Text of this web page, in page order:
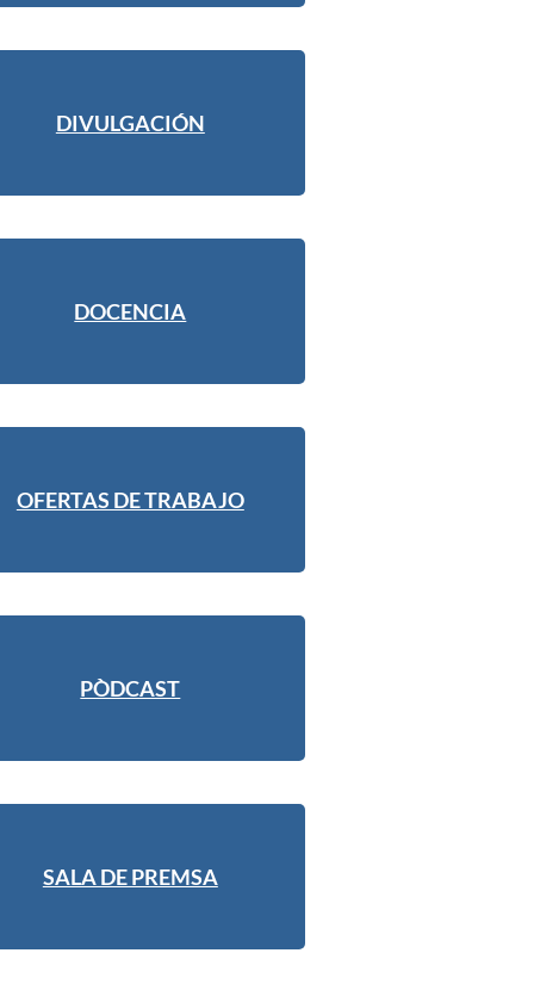
DIVULGACIÓN
DOCENCIA
OFERTAS DE TRABAJO
PÒDCAST
SALA DE PREMSA